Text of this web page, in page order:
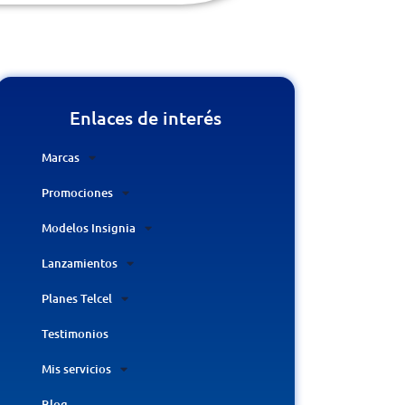
Enlaces de interés
Marcas
Promociones
Modelos Insignia
Lanzamientos
Planes Telcel
Testimonios
Mis servicios